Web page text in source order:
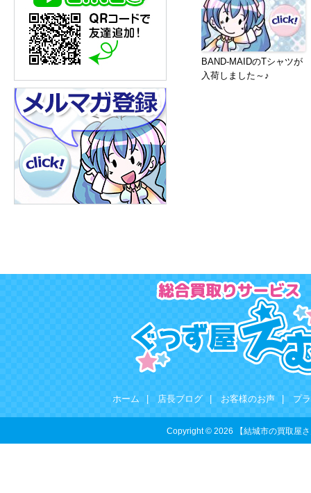
BAND-MAIDのTシャツが
入荷しました～♪
ホーム 店長ブログ お客様のお声 プ
Copyright © 2026 【結城市の買取屋